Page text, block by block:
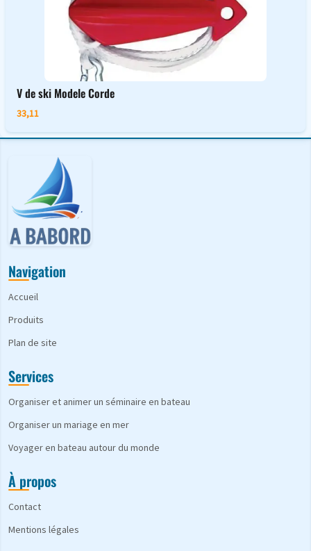
V de ski Modele Corde
33,11
Navigation
Accueil
Produits
Plan de site
Services
Organiser et animer un séminaire en bateau
Organiser un mariage en mer
Voyager en bateau autour du monde
À propos
Contact
Mentions légales